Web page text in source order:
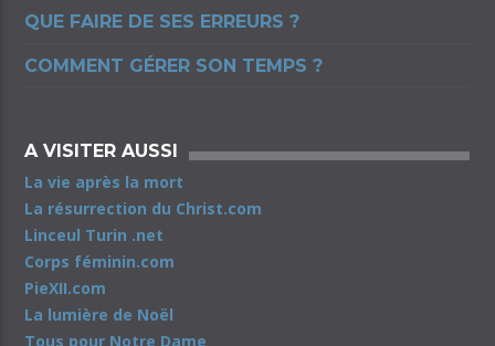
QUE FAIRE DE SES ERREURS ?
COMMENT GÉRER SON TEMPS ?
A VISITER AUSSI
La vie après la mort
La résurrection du Christ.com
Linceul Turin .net
Corps féminin.com
PieXII.com
La lumière de Noël
Tous pour Notre Dame